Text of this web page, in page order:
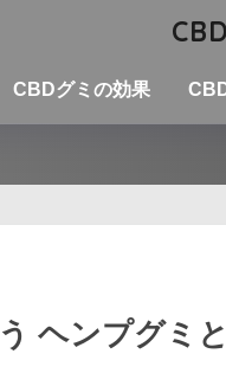
CBDグミの効果
ヘンプグミ